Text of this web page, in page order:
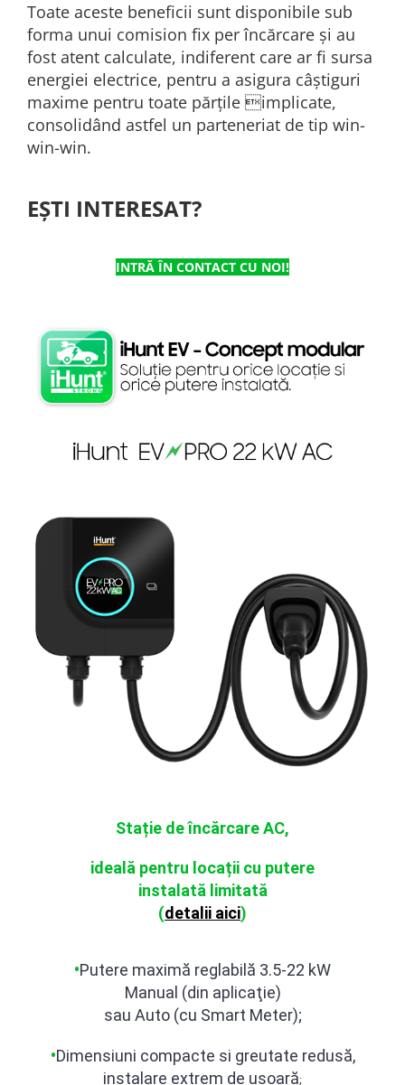
Toate aceste beneficii sunt disponibile sub
forma unui comision fix per încărcare și au
fost atent calculate, indiferent care ar fi sursa
energiei electrice, pentru a asigura câștiguri
maxime pentru toate părţile implicate,
consolidând astfel un parteneriat de tip win-
win-win.
EȘTI INTERESAT?
INTRĂ ÎN CONTACT CU NOI!
Stație de încărcare AC,
ideală pentru locații cu putere
instalată limitată
(detalii aici)
•Putere maximă reglabilă 3.5-22 kW
Manual (din aplicaţie)
sau Auto (cu Smart Meter);
•Dimensiuni compacte si greutate redusă,
instalare extrem de ușoară;